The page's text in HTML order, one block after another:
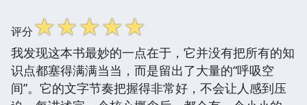
评分☆☆☆☆☆
我发现这本书最妙的一点在于，它并没有把所有的知
识点都塞得满满当当，而是留出了大量的“呼吸空
间”。它的文字节奏把握得非常好，不会让人感到压